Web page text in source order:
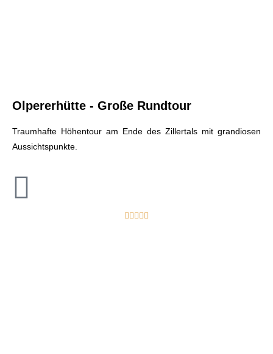
Olpererhütte - Große Rundtour
Traumhafte Höhentour am Ende des Zillertals mit grandiosen
Aussichtspunkte.
    